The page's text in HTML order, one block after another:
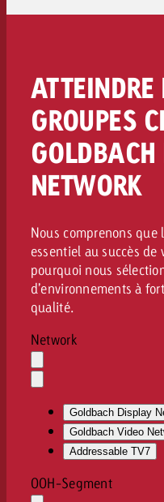
GROUPES
NETWORK
Nous comprenons
essentiel au succès de
pourquoi nous
d’environnements à
qualité.
Network
Effacer
Ouvrir
menu
déroulant
Goldbach Display
Goldbach Video
Addressable TV7
OOH-Segment